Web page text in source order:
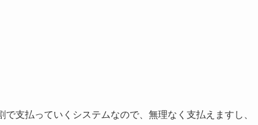
支払っていくシステムなので、無理なく支払えますし、